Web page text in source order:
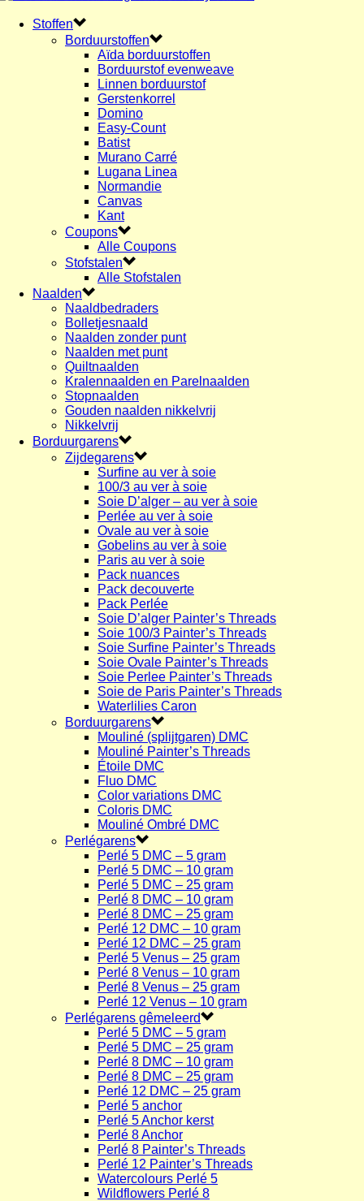
Stoffen
Borduurstoffen
Aïda borduurstoffen
Borduurstof evenweave
Linnen borduurstof
Gerstenkorrel
Domino
Easy-Count
Batist
Murano Carré
Lugana Linea
Normandie
Canvas
Kant
Coupons
Alle Coupons
Stofstalen
Alle Stofstalen
Naalden
Naaldbedraders
Bolletjesnaald
Naalden zonder punt
Naalden met punt
Quiltnaalden
Kralennaalden en Parelnaalden
Stopnaalden
Gouden naalden nikkelvrij
Nikkelvrij
Borduurgarens
Zijdegarens
Surfine au ver à soie
100/3 au ver à soie
Soie D’alger – au ver à soie
Perlée au ver à soie
Ovale au ver à soie
Gobelins au ver à soie
Paris au ver à soie
Pack nuances
Pack decouverte
Pack Perlée
Soie D’alger Painter’s Threads
Soie 100/3 Painter’s Threads
Soie Surfine Painter’s Threads
Soie Ovale Painter’s Threads
Soie Perlee Painter’s Threads
Soie de Paris Painter’s Threads
Waterlilies Caron
Borduurgarens
Mouliné (splijtgaren) DMC
Mouliné Painter’s Threads
Étoile DMC
Fluo DMC
Color variations DMC
Coloris DMC
Mouliné Ombré DMC
Perlégarens
Perlé 5 DMC – 5 gram
Perlé 5 DMC – 10 gram
Perlé 5 DMC – 25 gram
Perlé 8 DMC – 10 gram
Perlé 8 DMC – 25 gram
Perlé 12 DMC – 10 gram
Perlé 12 DMC – 25 gram
Perlé 5 Venus – 25 gram
Perlé 8 Venus – 10 gram
Perlé 8 Venus – 25 gram
Perlé 12 Venus – 10 gram
Perlégarens gêmeleerd
Perlé 5 DMC – 5 gram
Perlé 5 DMC – 25 gram
Perlé 8 DMC – 10 gram
Perlé 8 DMC – 25 gram
Perlé 12 DMC – 25 gram
Perlé 5 anchor
Perlé 5 Anchor kerst
Perlé 8 Anchor
Perlé 8 Painter’s Threads
Perlé 12 Painter’s Threads
Watercolours Perlé 5
Wildflowers Perlé 8